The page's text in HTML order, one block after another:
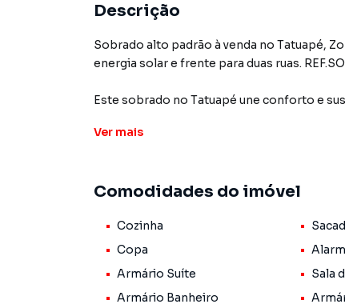
Descrição
Sobrado alto padrão à venda no Tatuapé,
energia solar e frente para duas ruas.
Este sobrado no Tatuapé une conforto e
modernos e ambientes planejados.
lavanderia isolada e quintal nos fundos
Entre os diferenciais do imóvel: energia
garagem com ponto de carregamento
com qualidade.
Ver mais
Comodidades do imóvel
Cozinha
Copa
Armário Suíte
Sala
Armário Banheiro